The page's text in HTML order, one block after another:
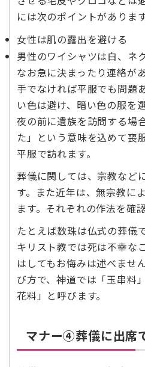
には次のポイントがあります
女性は肌の露出を避ける
男性のワイシャツは白、ネ
なお急に決まったり連絡が
手でなければ平服でも問題
い色は避け、暗い色の服を
夜の前に遺族を訪問する場
た」という意味を込めて喪
平服で訪れます。
葬儀に関しては、宗教など
す。また近年は、無宗教に
ます。それぞれの作法を確
たとえば数珠は仏式の葬儀
キリスト教では死は不幸な
はしてもお悔みは述べませ
び方で、神道では「玉串料
花料」と呼びます。
マナー④葬儀に出席